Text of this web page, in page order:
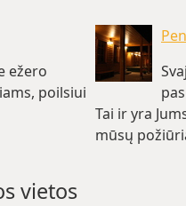
ežero
poilsiui
Tai ir yra
mūsų
vietos